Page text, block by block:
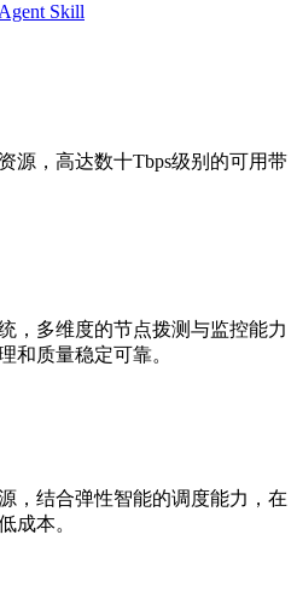
Skill
源，高达数十Tbps级别的可用带
，多维度的节点拨测与监控能力
和质量稳定可靠。
，结合弹性智能的调度能力，在
成本。